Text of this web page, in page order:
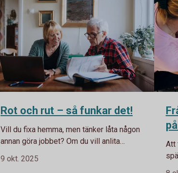
Rot och rut – så funkar det!
Vill du fixa hemma, men tänker låta någon
annan göra jobbet? Om du vill anlita
trädgårdsarbete eller låta någon
9 okt. 2025
Att